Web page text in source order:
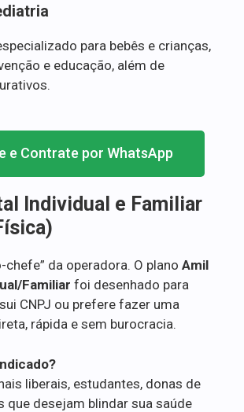
para bebês e crianças,
e educação, além de
e Contrate por WhatsApp
Individual e Familiar
chefe” da operadora. O plano Amil
Familiar foi desenhado para
CNPJ ou prefere fazer uma
rápida e sem burocracia.
liberais, estudantes, donas de
que desejam blindar sua saúde